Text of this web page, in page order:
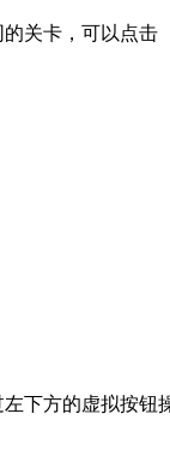
关卡，可以点击
下方的虚拟按钮